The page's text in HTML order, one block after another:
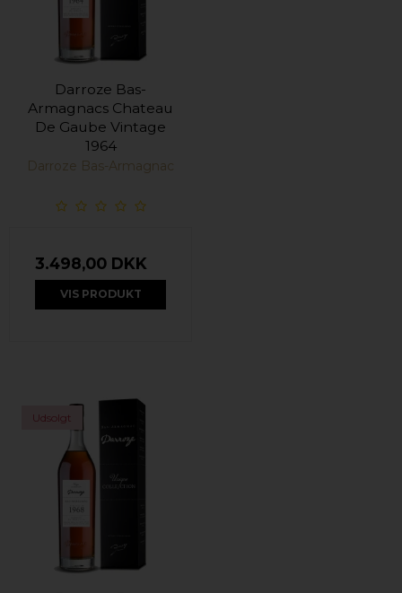
Darroze Bas-
Armagnacs Chateau
De Gaube Vintage
1964
Darroze Bas-Armagnac
3.498,00 DKK
VIS PRODUKT
Udsolgt